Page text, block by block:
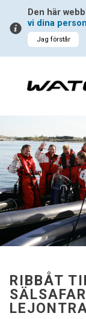
Den här
vi dina
Jag förstår
RIBBÅT